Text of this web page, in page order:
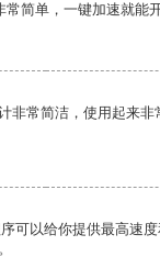
简单，一键加速就能
非常简洁，使用起来
可以给你提供最高速